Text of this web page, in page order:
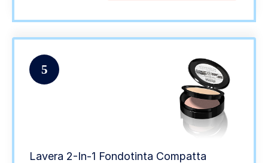
5
Lavera 2-In-1 Fondotinta Compatta